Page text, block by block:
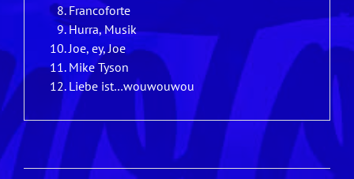
Francoforte
Hurra, Musik
Joe, ey, Joe
Mike Tyson
Liebe ist…wouwouwou